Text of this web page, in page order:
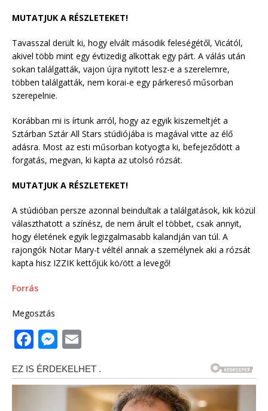
MUTATJUK A RÉSZLETEKET!
Tavasszal derült ki, hogy elvált második feleségétől, Vicától,
akivel több mint egy évtizedig alkottak egy párt. A válás után
sokan találgatták, vajon újra nyitott lesz-e a szerelemre,
többen találgatták, nem korai-e egy párkereső műsorban
szerepelnie.
Korábban mi is írtunk arról, hogy az egyik kiszemeltjét a
Sztárban Sztár All Stars stúdiójába is magával vitte az élő
adásra. Most az esti műsorban kotyogta ki, befejeződött a
forgatás, megvan, ki kapta az utolsó rózsát.
MUTATJUK A RÉSZLETEKET!
A stúdióban persze azonnal beindultak a találgatások, kik közül
választhatott a színész, de nem árult el többet, csak annyit,
hogy életének egyik legizgalmasabb kalandján van túl. A
rajongók Notar Mary-t véltél annak a személynek aki a rózsát
kapta hisz IZZIK kettőjük kö/ött a levegő!
Forrás
Megosztás
F
a
c
M
ss
e
ai
l